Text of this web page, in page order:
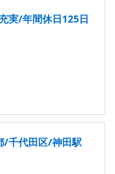
実/年間休日125日
/千代田区/神田駅